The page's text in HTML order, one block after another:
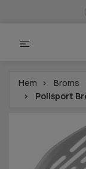
Hem Broms
Polisport